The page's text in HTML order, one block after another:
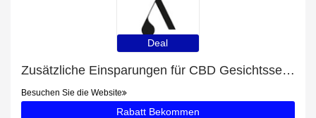
Deal
Zusätzliche Einsparungen für CBD Gesichtsserum The Booster plus zusätzliche 65-Angebote
Besuchen Sie die Website
Rabatt Bekommen